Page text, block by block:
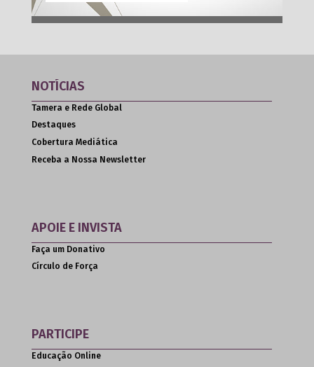
NOTÍCIAS
Tamera e Rede Global
Destaques
Cobertura Mediática
Receba a Nossa Newsletter
APOIE E INVISTA
Faça um Donativo
Círculo de Força
PARTICIPE
Educação Online